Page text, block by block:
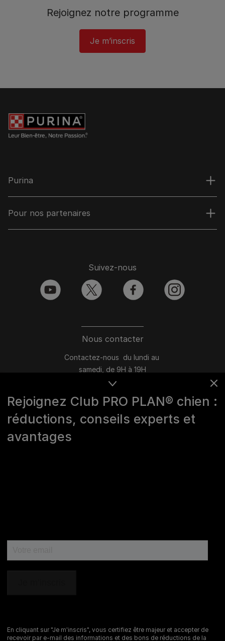
Rejoignez notre programme​
Je m’inscris
Rejoignez Club PRO PLAN® chien :
réductions, conseils experts et
avantages
En cliquant sur "Je m'inscris", vous certifiez être majeur et accepter de
recevoir par e-mail des informations et des bons de réductions de la
Purina
Pour nos partenaires
Nous contacter
Contactez-nous du lundi au
samedi, de 9H à 19H
du lundi au vendredi, de 10H à 16H
> Nous écrire
Suivez-nous
youtube twitter facebook instagram
Sitemap